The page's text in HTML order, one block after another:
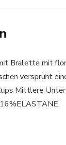
Bralette mit
versprüht
Mittlere